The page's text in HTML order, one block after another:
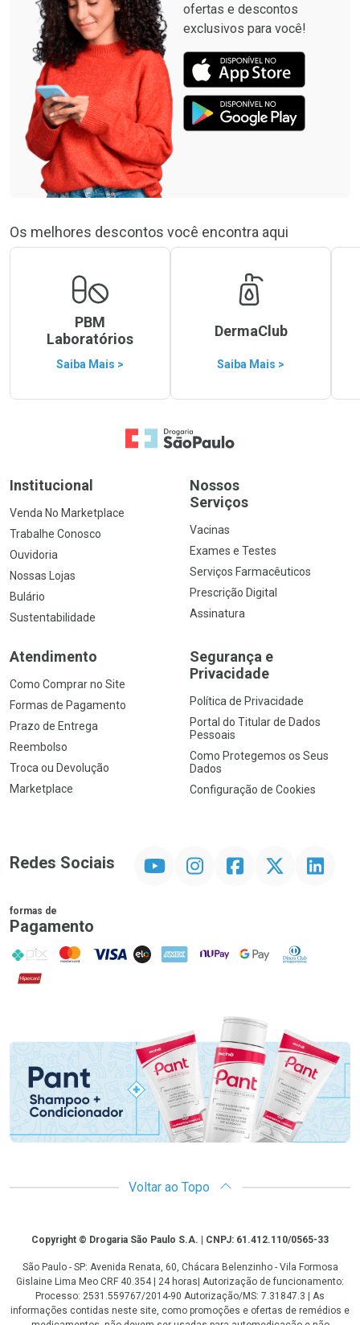
ofertas e descontos
exclusivos para você!
Os melhores descontos você encontra aqui
PBM
Laboratórios
Saiba Mais >
DermaClub
Saiba Mais >
Ir para a Home
Institucional
Venda No Marketplace
Trabalhe Conosco
Ouvidoria
Nossas Lojas
Bulário
Sustentabilidade
Nossos
Serviços
Vacinas
Exames e Testes
Serviços Farmacêuticos
Prescrição Digital
Assinatura
Atendimento
Como Comprar no Site
Formas de Pagamento
Prazo de Entrega
Reembolso
Troca ou Devolução
Marketplace
Segurança e
Privacidade
Política de Privacidade
Portal do Titular de Dados
Pessoais
Como Protegemos os Seus
Dados
Configuração de Cookies
Redes Sociais InstagramFacebook Linkedin
formas de
Pagamento
PIX MasterCard
VISA ELO AMEX NuPay Google PayDiners Club
Hipercard
Promoção em Destaque
Voltar ao Topo
CopyrightCopyright © Drogaria São Paulo S.A. | CNPJ: 61.412.110/0565-33
São Paulo - SP: Avenida Renata, 60, Chácara Belenzinho - Vila Formosa
Gislaine Lima Meo CRF 40.354 | 24 horas| Autorização de funcionamento:
Processo: 2531.559767/2014-90 Autorização/MS: 7.31847.3 | As
informações contidas neste site, como promoções e ofertas de remédios e